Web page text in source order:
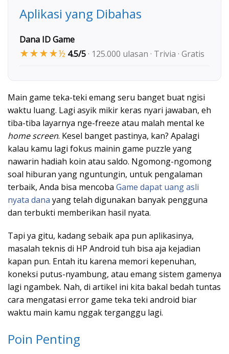
Aplikasi yang Dibahas
Dana ID Game
★★★★½ 4.5/5· 125.000 ulasan · Trivia · Gratis
Main game teka-teki emang seru banget buat ngisi
waktu luang. Lagi asyik mikir keras nyari jawaban, eh
tiba-tiba layarnya nge-freeze atau malah mental ke
home screen. Kesel banget pastinya, kan? Apalagi
kalau kamu lagi fokus mainin game puzzle yang
nawarin hadiah koin atau saldo. Ngomong-ngomong
soal hiburan yang nguntungin, untuk pengalaman
terbaik, Anda bisa mencoba Game dapat uang asli
nyata dana yang telah digunakan banyak pengguna
dan terbukti memberikan hasil nyata.
Tapi ya gitu, kadang sebaik apa pun aplikasinya,
masalah teknis di HP Android tuh bisa aja kejadian
kapan pun. Entah itu karena memori kepenuhan,
koneksi putus-nyambung, atau emang sistem gamenya
lagi ngambek. Nah, di artikel ini kita bakal bedah tuntas
cara mengatasi error game teka teki android biar
waktu main kamu nggak terganggu lagi.
Poin Penting